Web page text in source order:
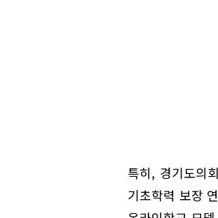
특히, 경기도의
기초학력 보장